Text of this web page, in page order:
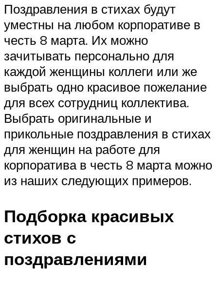
Поздравления в стихах будут
уместны на любом корпоративе в
честь 8 марта. Их можно
зачитывать персонально для
каждой женщины коллеги или же
выбрать одно красивое пожелание
для всех сотрудниц коллектива.
Выбрать оригинальные и
прикольные поздравления в стихах
для женщин на работе для
корпоратива в честь 8 марта можно
из наших следующих примеров.
Подборка красивых
стихов с
поздравлениями